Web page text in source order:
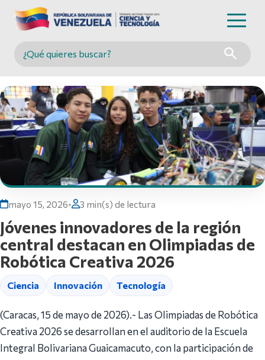
Buscar en MINCYT
mayo 15, 2026• 3 min(s) de lectura
Jóvenes innovadores de la región
central destacan en Olimpiadas de
Robótica Creativa 2026
Ciencia Innovación Tecnología
(Caracas, 15 de mayo de 2026).- Las Olimpiadas de Robótica
Creativa 2026 se desarrollan en el auditorio de la Escuela
Integral Bolivariana Guaicamacuto, con la participación de